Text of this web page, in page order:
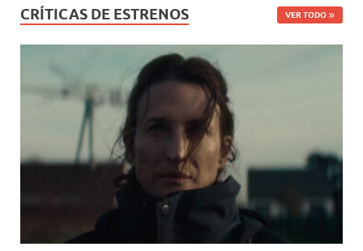
CRÍTICAS DE ESTRENOS VER TODO